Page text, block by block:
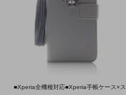
■Xperia全機種対応■Xperia手帳ケース×ス